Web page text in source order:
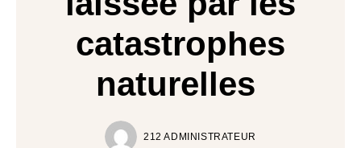
catastrophes
naturelles
212 ADMINISTRATEUR